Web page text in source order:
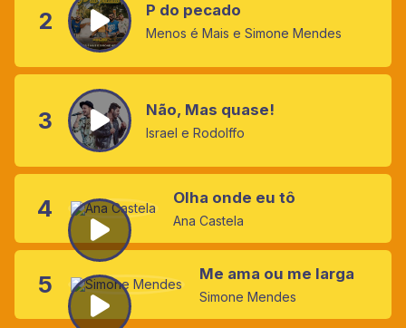
2 P do pecado
Menos é Mais e Simone Mendes
3 Não, Mas quase!
Israel e Rodolffo
4 Olha onde eu tô
Ana Castela
5 Me ama ou me larga
Simone Mendes